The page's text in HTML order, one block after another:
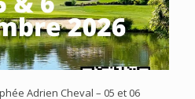
Adrien Cheval – 05 et 06